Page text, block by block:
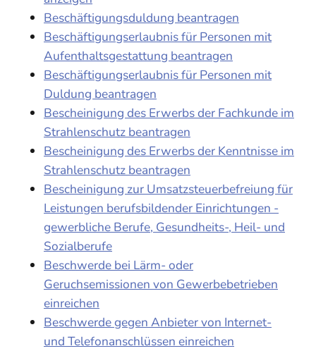
Beschäftigungsduldung beantragen
Beschäftigungserlaubnis für Personen mit
Aufenthaltsgestattung beantragen
Beschäftigungserlaubnis für Personen mit
Duldung beantragen
Bescheinigung des Erwerbs der Fachkunde im
Strahlenschutz beantragen
Bescheinigung des Erwerbs der Kenntnisse im
Strahlenschutz beantragen
Bescheinigung zur Umsatzsteuerbefreiung für
Leistungen berufsbildender Einrichtungen -
gewerbliche Berufe, Gesundheits-, Heil- und
Sozialberufe
Beschwerde bei Lärm- oder
Geruchsemissionen von Gewerbebetrieben
einreichen
Beschwerde gegen Anbieter von Internet-
und Telefonanschlüssen einreichen